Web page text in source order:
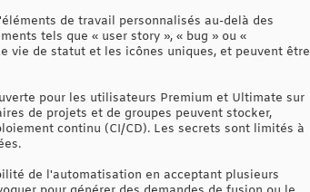
de travail personnalisés au-delà des
tels que « user story », « bug » ou «
vie de statut et les icônes uniques, et peuvent être
pour les utilisateurs Premium et Ultimate sur
de projets et de groupes peuvent stocker,
continu (CI/CD). Les secrets sont limités à
de l'automatisation en acceptant plusieurs